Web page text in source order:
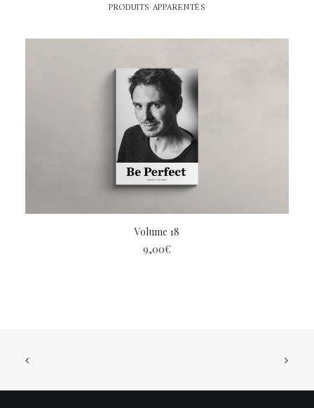
PRODUITS APPARENTÉS
LIRE LA SUITE
Volume 18
9,00€